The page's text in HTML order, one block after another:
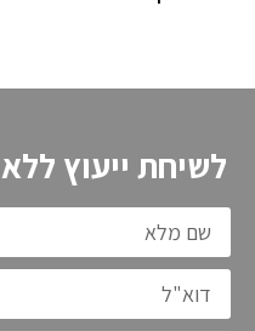
לשיחת ייעוץ